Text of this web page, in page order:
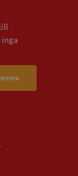
inga